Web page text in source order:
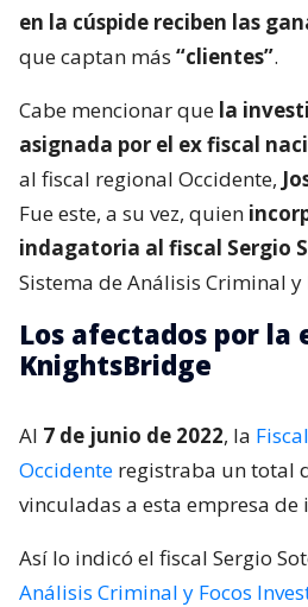
en la cúspide reciben las
que captan más “clientes”.
Cabe mencionar que la
asignada por el ex fiscal
al fiscal regional Occidente,
Fue este, a su vez, quien
indagatoria al fiscal Sergio
Sistema de Análisis Criminal y
Los afectados por la
KnightsBridge
Al 7 de junio de 2022, la
Occidente registraba un total
vinculadas a esta empresa de
Así lo indicó el fiscal Sergio
Análisis Criminal y Focos